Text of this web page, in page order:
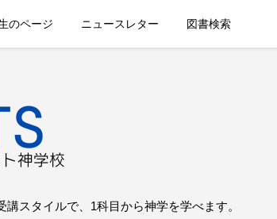
のページ ニュースレター 図書検索
スタイルで、1科目から神学を学べます。